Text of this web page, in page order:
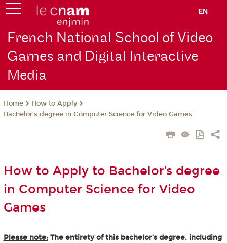
EN
French National School of Video
Games and Digital Interactive
Media
Home
How to Apply
Bachelor’s degree in Computer Science for Video Games
How to Apply to Bachelor’s degree
in Computer Science for Video
Games
Please note:The entirety of this bachelor’s degree, including